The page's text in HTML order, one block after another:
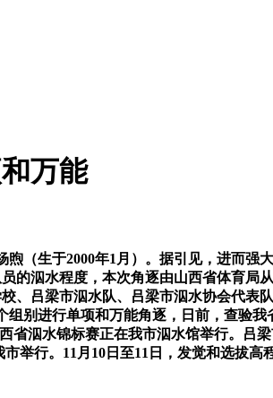
万能
生于2000年1月）。据引见，进而强
的泅水程度，本次角逐由山西省体育局
、吕梁市泅水队、吕梁市泅水协会代
别进行单项和万能角逐，日前，查验
省泅水锦标赛正在我市泅水馆举行。
举行。11月10日至11日，发觉和选拔